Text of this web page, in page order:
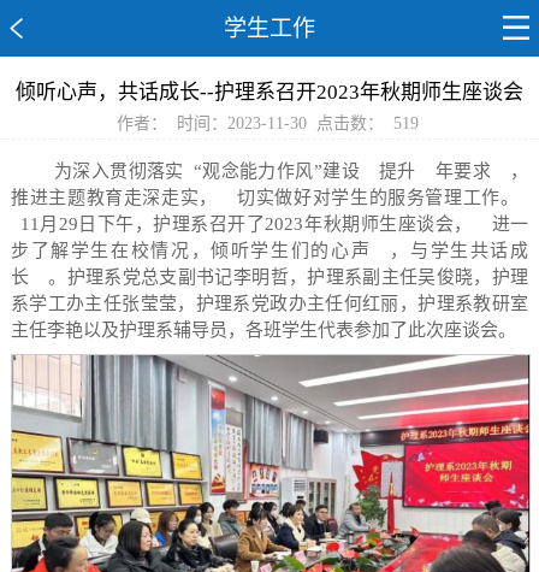
学生工作
倾听心声，共话成长--护理系召开2023年秋期师生座谈会
作者： 时间：2023-11-30 点击数： 519
为深入贯彻落实 “观念能力作风”建设 提升 年要求
，
推进主题教育走深走实，
切实做好对学生的服务管理工作。
11月29日下午，护理系召开了2023年秋期师生座谈会，
进一
步了解学生在校情况，倾听学生们的心声
，与学生共话成
长
。护理系党总支副书记李明哲，护理系副主任吴俊晓，护理
系学工办主任张莹莹，护理系党政办主任何红丽，护理系教研室
主任李艳以及护理系辅导员，各班学生代表参加了此次座谈会。